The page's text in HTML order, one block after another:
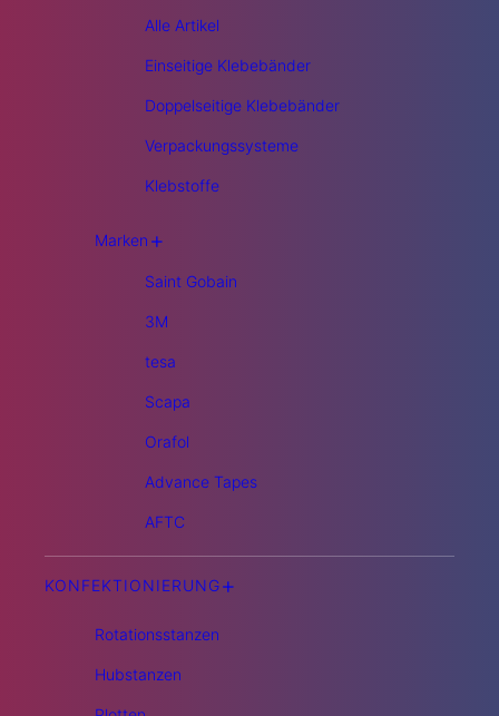
Alle Artikel
Einseitige Klebebänder
Doppelseitige Klebebänder
Verpackungssysteme
Klebstoffe
Marken +
Saint Gobain
3M
tesa
Scapa
Orafol
Advance Tapes
AFTC
KONFEKTIONIERUNG+
Rotationsstanzen
Hubstanzen